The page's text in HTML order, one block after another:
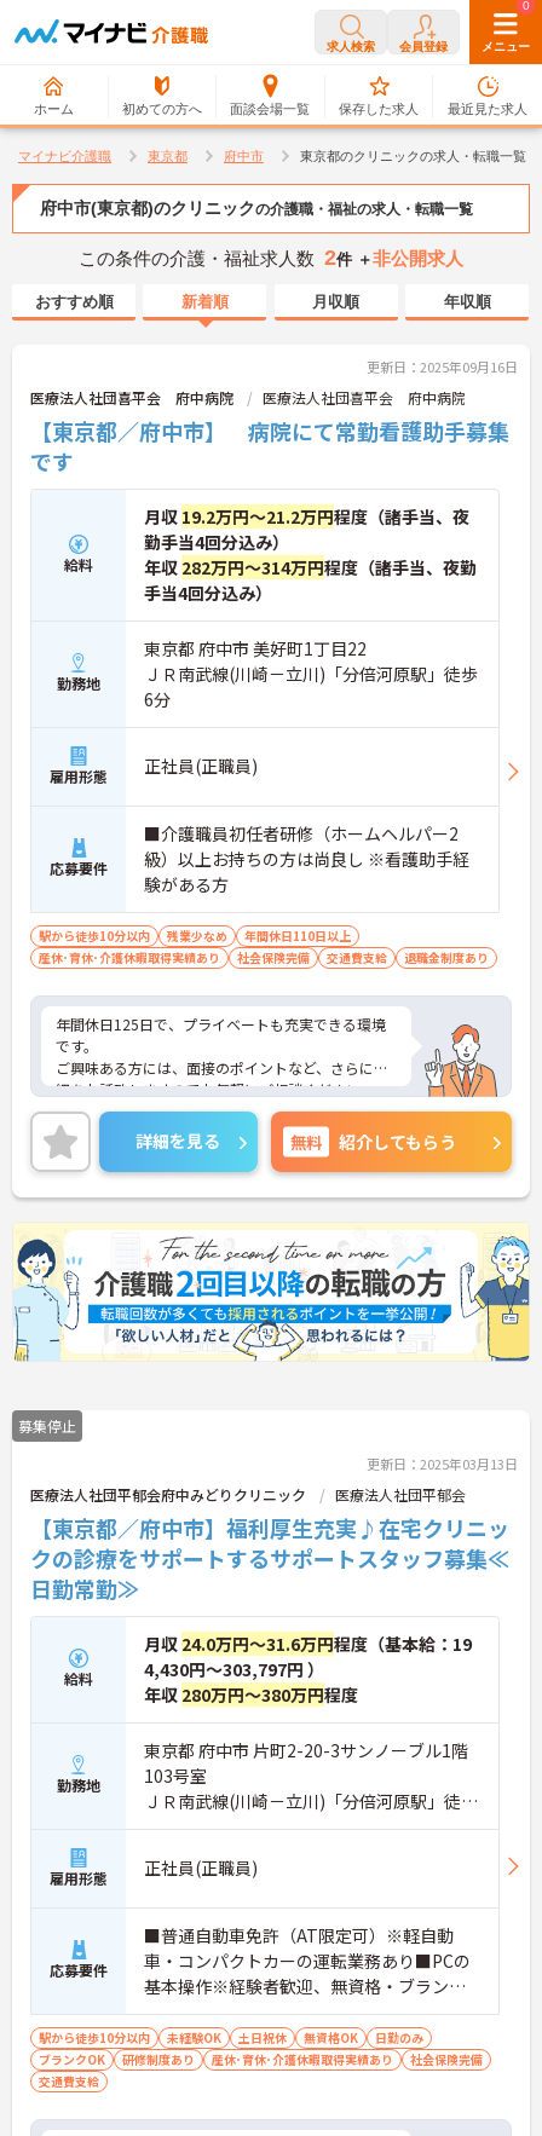
求人検索 会員登録 メニュー
ホーム 初めての方へ 面談会場一覧
0
保存した求人
0
最近見た求人
マイナビ介護職 東京都 府中市 東京都のクリニックの求人・転職一覧
府中市(東京都)のクリニックの介護職・福祉の求人・転職一覧
この条件の介護・福祉求人数 2件 ＋非公開求人
おすすめ順 新着順 月収順 年収順
更新日：2025年09月16日
医療法人社団喜平会 府中病院 医療法人社団喜平会 府中病院
【東京都／府中市】 病院にて常勤看護助手募集
です
給料
月収 19.2万円～21.2万円程度（諸手当、夜
勤手当4回分込み）
年収 282万円～314万円程度（諸手当、夜勤
手当4回分込み）
勤務地
東京都 府中市 美好町1丁目22
ＪＲ南武線(川崎－立川)「分倍河原駅」徒歩
6分
雇用形態 正社員(正職員)
応募要件
■介護職員初任者研修（ホームヘルパー2
級）以上お持ちの方は尚良し ※看護助手経
験がある方
駅から徒歩10分以内 残業少なめ
年間休日110日以上
産休･育休･介護休暇取得実績あり
社会保険完備 交通費支給 退職金制度あり
年間休日125日で、プライベートも充実できる環境
です。
ご興味ある方には、面接のポイントなど、さらに詳
細をお話致しますのでお気軽にご相談ください。
詳細を見る 無料 紹介してもらう
募集停止
更新日：2025年03月13日
医療法人社団平郁会府中みどりクリニック 医療法人社団平郁会
【東京都／府中市】福利厚生充実♪在宅クリニッ
クの診療をサポートするサポートスタッフ募集≪
日勤常勤≫
給料
月収 24.0万円～31.6万円程度（基本給：19
4,430円～303,797円 ）
年収 280万円～380万円程度
勤務地
東京都 府中市 片町2-20-3サンノーブル1階
103号室
ＪＲ南武線(川崎－立川)「分倍河原駅」徒歩
3分
雇用形態 正社員(正職員)
応募要件
■普通自動車免許（AT限定可）※軽自動
車・コンパクトカーの運転業務あり■PCの
基本操作※経験者歓迎、無資格・ブランク
可
駅から徒歩10分以内 未経験OK 土日祝休 無資格OK
日勤のみ
ブランクOK
研修制度あり 産休･育休･介護休暇取得実績あり
社会保険完備
交通費支給